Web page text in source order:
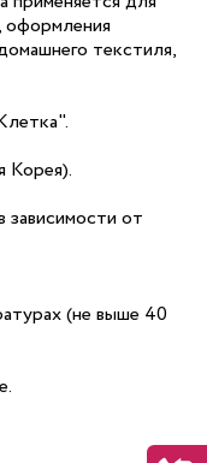
оформления
текстиля,
Корея).
от
(не выше 40